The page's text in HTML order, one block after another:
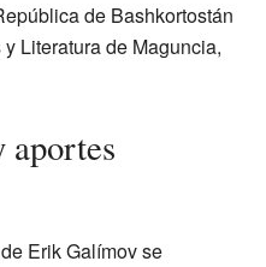
de Bashkortostán
Literatura de Maguncia,
aportes
Erik Galímov se